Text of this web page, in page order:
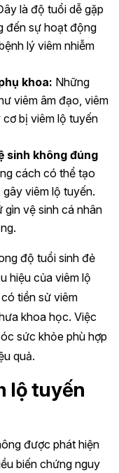
là độ tuổi dễ gặp
đến sự hoạt động
lý viêm nhiễm
khoa: Những
viêm âm đạo, viêm
bị viêm lộ tuyến
sinh không đúng
cách có thể tạo
viêm lộ tuyến.
vệ sinh cá nhân
độ tuổi sinh đẻ
hiệu của viêm lộ
tiền sử viêm
khoa học. Việc
sức khỏe phù hợp
quả.
lộ tuyến
được phát hiện
biến chứng nguy